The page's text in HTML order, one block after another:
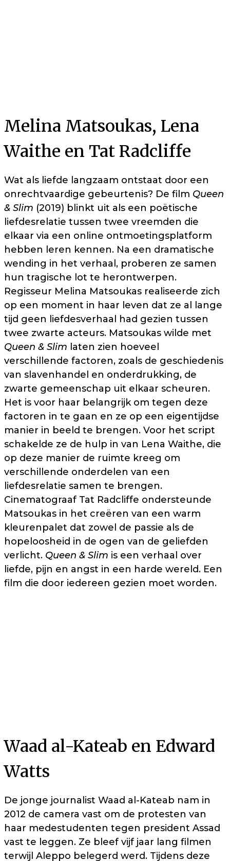
Melina Matsoukas, Lena
Waithe en Tat Radcliffe
Wat als liefde langzaam ontstaat door een
onrechtvaardige gebeurtenis? De film Queen
& Slim (2019) blinkt uit als een poëtische
liefdesrelatie tussen twee vreemden die
elkaar via een online ontmoetingsplatform
hebben leren kennen. Na een dramatische
wending in het verhaal, proberen ze samen
hun tragische lot te herontwerpen.
Regisseur Melina Matsoukas realiseerde zich
op een moment in haar leven dat ze al lange
tijd geen liefdesverhaal had gezien tussen
twee zwarte acteurs. Matsoukas wilde met
Queen & Slim laten zien hoeveel
verschillende factoren, zoals de geschiedenis
van slavenhandel en onderdrukking, de
zwarte gemeenschap uit elkaar scheuren.
Het is voor haar belangrijk om tegen deze
factoren in te gaan en ze op een eigentijdse
manier in beeld te brengen. Voor het script
schakelde ze de hulp in van Lena Waithe, die
op deze manier de ruimte kreeg om
verschillende onderdelen van een
liefdesrelatie samen te brengen.
Cinematograaf Tat Radcliffe ondersteunde
Matsoukas in het creëren van een warm
kleurenpalet dat zowel de passie als de
hopeloosheid in de ogen van de geliefden
verlicht. Queen & Slim is een verhaal over
liefde, pijn en angst in een harde wereld. Een
film die door iedereen gezien moet worden.
Waad al-Kateab en Edward
Watts
De jonge journalist Waad al-Kateab nam in
2012 de camera vast om de protesten van
haar medestudenten tegen president Assad
vast te leggen. Ze bleef vijf jaar lang filmen
terwijl Aleppo belegerd werd. Tijdens deze